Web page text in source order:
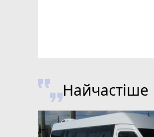
Найчастіше